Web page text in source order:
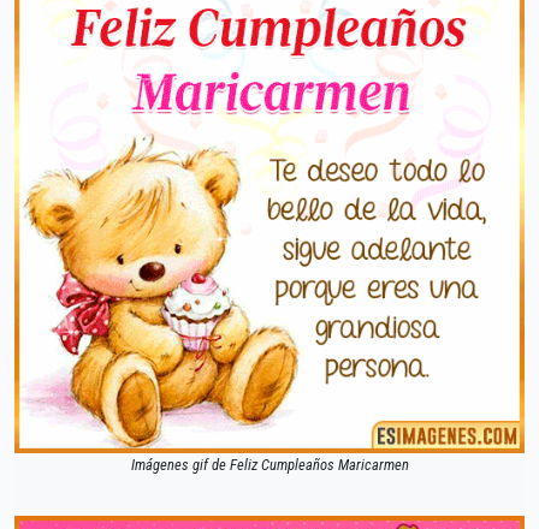
Imágenes gif de Feliz Cumpleaños Maricarmen